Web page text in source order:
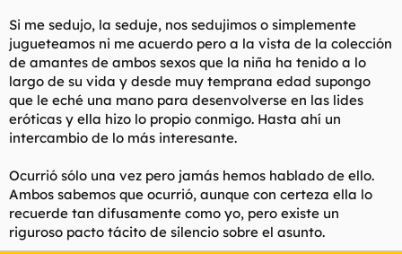
Si me sedujo, la seduje, nos sedujimos o simplemente
jugueteamos ni me acuerdo pero a la vista de la colección
de amantes de ambos sexos que la niña ha tenido a lo
largo de su vida y desde muy temprana edad supongo
que le eché una mano para desenvolverse en las lides
eróticas y ella hizo lo propio conmigo. Hasta ahí un
intercambio de lo más interesante.
Ocurrió sólo una vez pero jamás hemos hablado de ello.
Ambos sabemos que ocurrió, aunque con certeza ella lo
recuerde tan difusamente como yo, pero existe un
riguroso pacto tácito de silencio sobre el asunto.